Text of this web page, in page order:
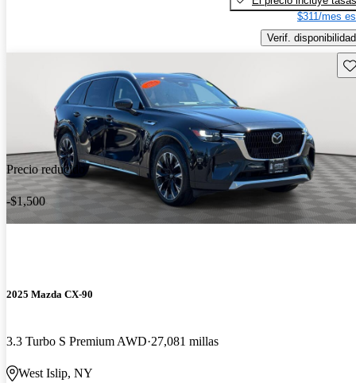
$311/mes
Verif. disponibilidad
Precio reducido
-$1,500
2025 Mazda CX-90
3.3 Turbo S Premium AWD 27,081 millas
West Islip, NY